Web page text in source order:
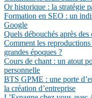
Or historique : la stratégie
Formation en SEO : un
Google
Quels débouchés après
Comment les
grandes époques ?
Cours de chant : un atout
personnelle
BTS GPME : une porte
la création d’entreprise